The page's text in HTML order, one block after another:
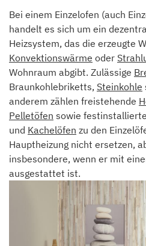
Bei einem Einzelofen (auch
handelt es sich um ein
Heizsystem, das die erzeugte
Konvektionswärme oder
Wohnraum abgibt. Zulässige
Braunkohlebriketts, Steinkohle
anderem zählen freistehende
Pelletöfen sowie festinstallierte
und Kachelöfen zu den
Hauptheizung nicht ersetzen,
insbesondere, wenn er mit
ausgestattet ist.